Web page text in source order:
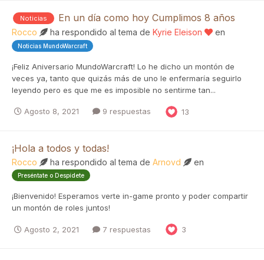
Noticias En un día como hoy Cumplimos 8 años
Rocco ha respondido al tema de Kyrie Eleison en
Noticias MundoWarcraft
¡Feliz Aniversario MundoWarcraft! Lo he dicho un montón de
veces ya, tanto que quizás más de uno le enfermaría seguirlo
leyendo pero es que me es imposible no sentirme tan...
Agosto 8, 2021 9 respuestas 13
¡Hola a todos y todas!
Rocco ha respondido al tema de Arnovd en
Preséntate o Despídete
¡Bienvenido! Esperamos verte in-game pronto y poder compartir
un montón de roles juntos!
Agosto 2, 2021 7 respuestas 3